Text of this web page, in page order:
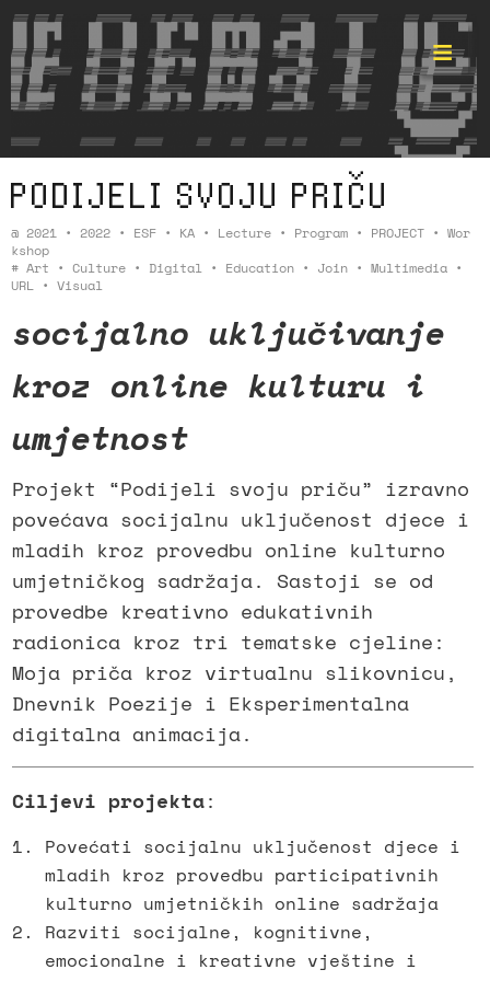
Format ©
PODIJELI SVOJU PRIČU
@ 2021 • 2022 • ESF • KA • Lecture • Program • PROJECT • Wor
Kshop
# Art • Culture • Digital • Education • Join • Multimedia •
URL • Visual
socijalno uključivanje
kroz online kulturu i
umjetnost
Projekt “Podijeli svoju priču” izravno
povećava socijalnu uključenost djece i
mladih kroz provedbu online kulturno
umjetničkog sadržaja. Sastoji se od
provedbe kreativno edukativnih
radionica kroz tri tematske cjeline:
Moja priča kroz virtualnu slikovnicu,
Dnevnik Poezije i Eksperimentalna
digitalna animacija.
Ciljevi projekta:
Povećati socijalnu uključenost djece i
mladih kroz provedbu participativnih
kulturno umjetničkih online sadržaja
Razviti socijalne, kognitivne,
emocionalne i kreativne vještine i